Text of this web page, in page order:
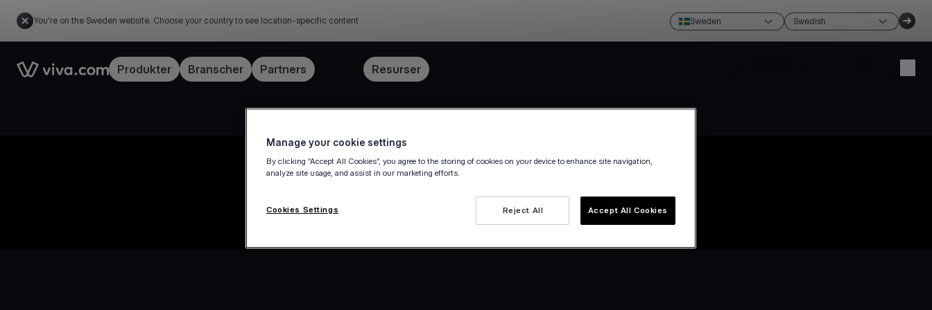
You're on the Sweden website. Choose your country to see location-specific content Sweden Swedish
Link to the homepageProdukter Branscher Partners Resurser
Manage your cookie settings
By clicking “Accept All Cookies”, you agree to the storing of cookies on your device to enhance site navigation,
analyze site usage, and assist in our marketing efforts.
Reject All Accept All Cookies
Cookies Settings